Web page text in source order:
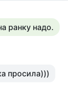
ранку надо.
просила)))